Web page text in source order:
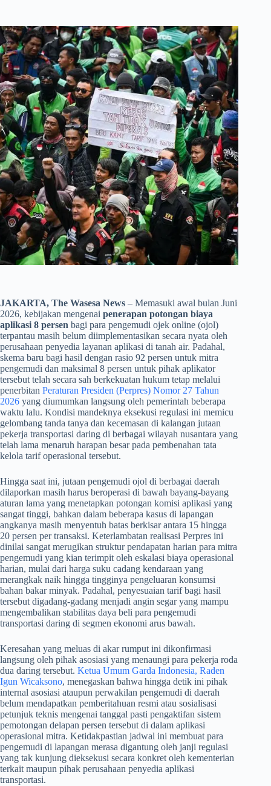
JAKARTA, The Wasesa News – Memasuki awal bulan Juni
2026, kebijakan mengenai penerapan potongan biaya
aplikasi 8 persen bagi para pengemudi ojek online (ojol)
terpantau masih belum diimplementasikan secara nyata oleh
perusahaan penyedia layanan aplikasi di tanah air. Padahal,
skema baru bagi hasil dengan rasio 92 persen untuk mitra
pengemudi dan maksimal 8 persen untuk pihak aplikator
tersebut telah secara sah berkekuatan hukum tetap melalui
penerbitan Peraturan Presiden (Perpres) Nomor 27 Tahun
2026 yang diumumkan langsung oleh pemerintah beberapa
waktu lalu. Kondisi mandeknya eksekusi regulasi ini memicu
gelombang tanda tanya dan kecemasan di kalangan jutaan
pekerja transportasi daring di berbagai wilayah nusantara yang
telah lama menaruh harapan besar pada pembenahan tata
kelola tarif operasional tersebut.
​Hingga saat ini, jutaan pengemudi ojol di berbagai daerah
dilaporkan masih harus beroperasi di bawah bayang-bayang
aturan lama yang menetapkan potongan komisi aplikasi yang
sangat tinggi, bahkan dalam beberapa kasus di lapangan
angkanya masih menyentuh batas berkisar antara 15 hingga
20 persen per transaksi. Keterlambatan realisasi Perpres ini
dinilai sangat merugikan struktur pendapatan harian para mitra
pengemudi yang kian terimpit oleh eskalasi biaya operasional
harian, mulai dari harga suku cadang kendaraan yang
merangkak naik hingga tingginya pengeluaran konsumsi
bahan bakar minyak. Padahal, penyesuaian tarif bagi hasil
tersebut digadang-gadang menjadi angin segar yang mampu
mengembalikan stabilitas daya beli para pengemudi
transportasi daring di segmen ekonomi arus bawah.
​Keresahan yang meluas di akar rumput ini dikonfirmasi
langsung oleh pihak asosiasi yang menaungi para pekerja roda
dua daring tersebut. Ketua Umum Garda Indonesia, Raden
Igun Wicaksono, menegaskan bahwa hingga detik ini pihak
internal asosiasi ataupun perwakilan pengemudi di daerah
belum mendapatkan pemberitahuan resmi atau sosialisasi
petunjuk teknis mengenai tanggal pasti pengaktifan sistem
pemotongan delapan persen tersebut di dalam aplikasi
operasional mitra. Ketidakpastian jadwal ini membuat para
pengemudi di lapangan merasa digantung oleh janji regulasi
yang tak kunjung dieksekusi secara konkret oleh kementerian
terkait maupun pihak perusahaan penyedia aplikasi
transportasi.